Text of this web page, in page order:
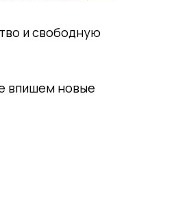
и свободную
впишем новые